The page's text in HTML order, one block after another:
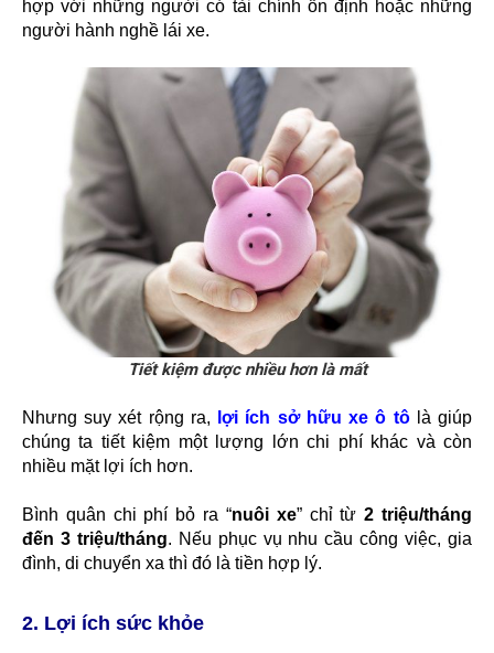
hợp với những người có tài chính ổn định hoặc những
người hành nghề lái xe.
Tiết kiệm được nhiều hơn là mất
Nhưng suy xét rộng ra, lợi ích sở hữu xe ô tôlà giúp
chúng ta tiết kiệm một lượng lớn chi phí khác và còn
nhiều mặt lợi ích hơn.
Bình quân chi phí bỏ ra “nuôi xe” chỉ từ2 triệu/tháng
đến 3 triệu/tháng. Nếu phục vụ nhu cầu công việc, gia
đình, di chuyển xa thì đó là tiền hợp lý.
2. Lợi ích sức khỏe